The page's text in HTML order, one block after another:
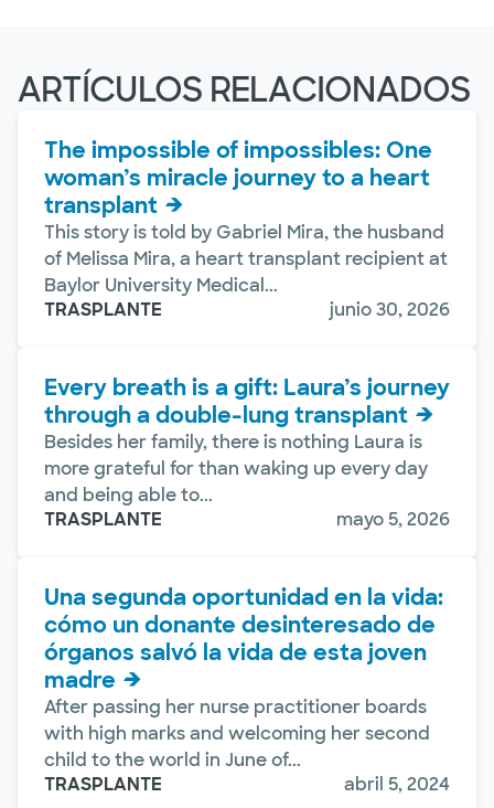
ARTÍCULOS RELACIONADOS
The impossible of impossibles: One
woman’s miracle journey to a heart
transplant
This story is told by Gabriel Mira, the husband
of Melissa Mira, a heart transplant recipient at
Baylor University Medical...
TRASPLANTE
junio 30, 2026
Every breath is a gift: Laura’s journey
through a double-lung transplant
Besides her family, there is nothing Laura is
more grateful for than waking up every day
and being able to...
TRASPLANTE
mayo 5, 2026
Una segunda oportunidad en la vida:
cómo un donante desinteresado de
órganos salvó la vida de esta joven
madre
After passing her nurse practitioner boards
with high marks and welcoming her second
child to the world in June of...
TRASPLANTE
abril 5, 2024